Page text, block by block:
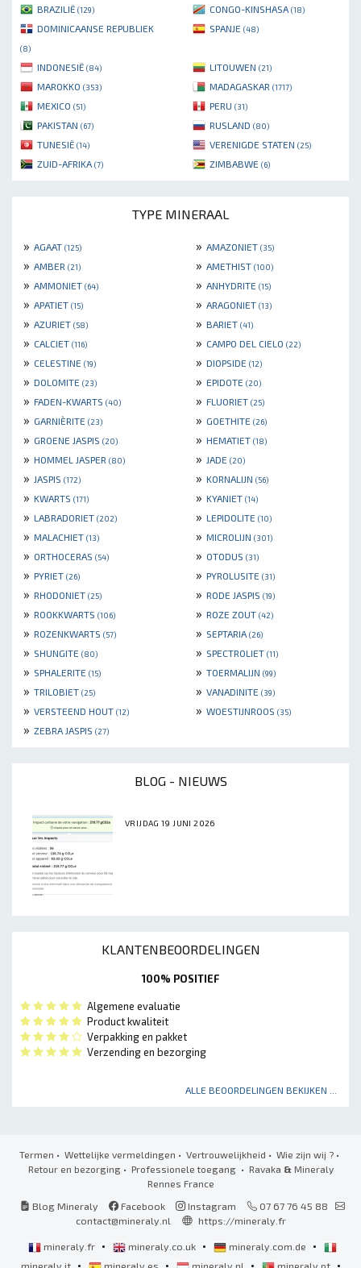
BRAZILIË (129) CONGO-KINSHASA (18)
DOMINICAANSE REPUBLIEK
(8)
SPANJE (48)
INDONESIË (84) LITOUWEN (21)
MAROKKO (353) MADAGASKAR (1717)
MEXICO (51) PERU (31)
PAKISTAN (67) RUSLAND (80)
TUNESIË (14) VERENIGDE STATEN (25)
ZUID-AFRIKA (7) ZIMBABWE (6)
TYPE MINERAAL
» AGAAT (125) » AMAZONIET (35)
» AMBER (21) » AMETHIST (100)
» AMMONIET (64) » ANHYDRITE (15)
» APATIET (15) » ARAGONIET (13)
» AZURIET (58) » BARIET (41)
» CALCIET (116) » CAMPO DEL CIELO (22)
» CELESTINE (19) » DIOPSIDE (12)
» DOLOMITE (23) » EPIDOTE (20)
» FADEN-KWARTS (40) » FLUORIET (25)
» GARNIÈRITE (23) » GOETHITE (26)
» GROENE JASPIS (20) » HEMATIET (18)
» HOMMEL JASPER (80) » JADE (20)
» JASPIS (172) » KORNALIJN (56)
» KWARTS (171) » KYANIET (14)
» LABRADORIET (202) » LEPIDOLITE (10)
» MALACHIET (13) » MICROLIJN (301)
» ORTHOCERAS (54) » OTODUS (31)
» PYRIET (26) » PYROLUSITE (31)
» RHODONIET (25) » RODE JASPIS (19)
» ROOKKWARTS (106) » ROZE ZOUT (42)
» ROZENKWARTS (57) » SEPTARIA (26)
» SHUNGITE (80) » SPECTROLIET (11)
» SPHALERITE (15) » TOERMALIJN (99)
» TRILOBIET (25) » VANADINITE (39)
» VERSTEEND HOUT (12) » WOESTIJNROOS (35)
» ZEBRA JASPIS (27)
BLOG - NIEUWS
VRIJDAG 19 JUNI 2026
KLANTENBEOORDELINGEN
100% POSITIEF
Algemene evaluatie
Product kwaliteit
Verpakking en pakket
Verzending en bezorging
ALLE BEOORDELINGEN BEKIJKEN ...
Termen • Wettelijke vermeldingen • Vertrouwelijkheid • Wie zijn wij ? •
Retour en bezorging• Professionele toegang • Ravaka & Mineraly
Rennes France
Blog Mineraly
Facebook Instagram
07 67 76 45 88
contact@mineraly.nl
https://mineraly.fr
mineraly.fr • mineraly.co.uk • mineraly.com.de •
mineraly.it • mineraly.es • mineraly.nl • mineraly.pt •